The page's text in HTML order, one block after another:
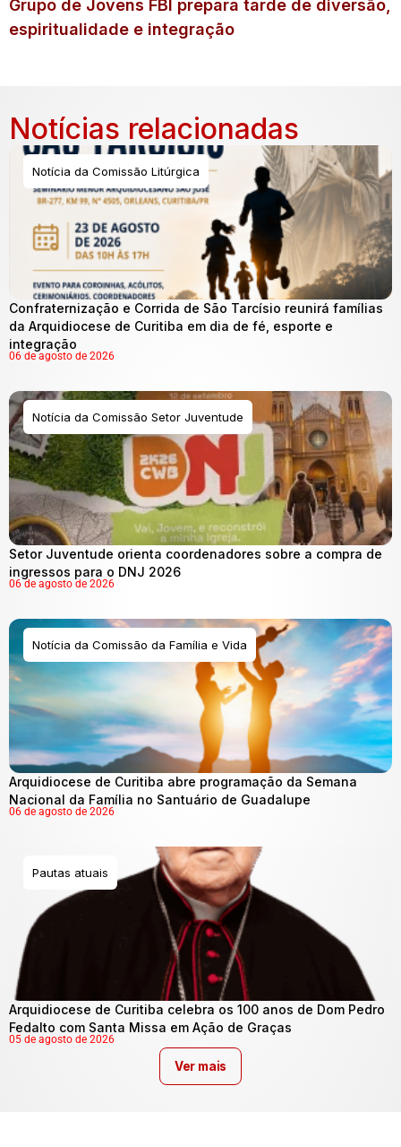
Grupo de Jovens FBI prepara tarde de diversão,
espiritualidade e integração
Notícias relacionadas
Notícia da Comissão Litúrgica
Confraternização e Corrida de São Tarcísio reunirá famílias
da Arquidiocese de Curitiba em dia de fé, esporte e
integração
06 de agosto de 2026
Notícia da Comissão Setor Juventude
Setor Juventude orienta coordenadores sobre a compra de
ingressos para o DNJ 2026
06 de agosto de 2026
Notícia da Comissão da Família e Vida
Arquidiocese de Curitiba abre programação da Semana
Nacional da Família no Santuário de Guadalupe
06 de agosto de 2026
Pautas atuais
Arquidiocese de Curitiba celebra os 100 anos de Dom Pedro
Fedalto com Santa Missa em Ação de Graças
05 de agosto de 2026
Ver mais